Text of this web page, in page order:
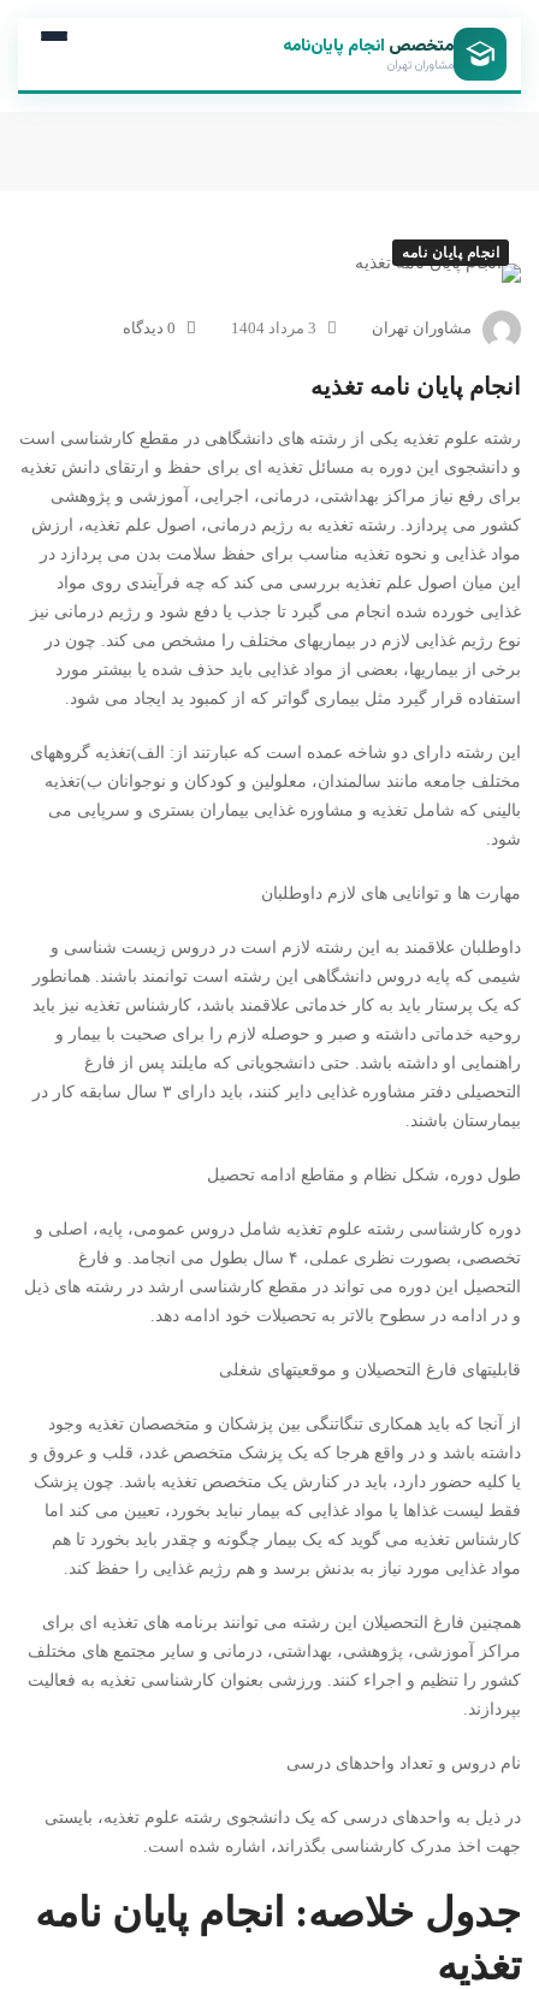
متخصص انجام پایان‌نامه
مشاوران تهران
انجام پایان نامه
مشاوران تهران 3 مرداد 1404 0 دیدگاه
انجام پایان نامه تغذیه
رشته علوم تغذیه یکی از رشته های دانشگاهی در مقطع کارشناسی است
و دانشجوی این دوره به مسائل تغذیه ای برای حفظ و ارتقای دانش تغذیه
برای رفع نیاز مراکز بهداشتی، درمانی، اجرایی، آموزشی و پژوهشی
کشور می پردازد. رشته تغذیه به رژیم درمانی، اصول علم تغذیه، ارزش
مواد غذایی و نحوه تغذیه مناسب برای حفظ سلامت بدن می پردازد در
این میان اصول علم تغذیه بررسی می کند که چه فرآیندی روی مواد
غذایی خورده شده انجام می گیرد تا جذب یا دفع شود و رژیم درمانی نیز
نوع رژیم غذایی لازم در بیماریهای مختلف را مشخص می کند. چون در
برخی از بیماریها، بعضی از مواد غذایی باید حذف شده یا بیشتر مورد
استفاده قرار گیرد مثل بیماری گواتر که از کمبود ید ایجاد می شود.
این رشته دارای دو شاخه عمده است که عبارتند از: الف)تغذیه گروههای
مختلف جامعه مانند سالمندان، معلولین و کودکان و نوجوانان ب)تغذیه
بالینی که شامل تغذیه و مشاوره غذایی بیماران بستری و سرپایی می
شود.
مهارت ها و توانایی های لازم داوطلبان
داوطلبان علاقمند به این رشته لازم است در دروس زیست شناسی و
شیمی که پایه دروس دانشگاهی این رشته است توانمند باشند. همانطور
که یک پرستار باید به کار خدماتی علاقمند باشد، کارشناس تغذیه نیز باید
روحیه خدماتی داشته و صبر و حوصله لازم را برای صحبت با بیمار و
راهنمایی او داشته باشد. حتی دانشجویانی که مایلند پس از فارغ
التحصیلی دفتر مشاوره غذایی دایر کنند، باید دارای ۳ سال سابقه کار در
بیمارستان باشند.
طول دوره، شكل نظام و مقاطع ادامه تحصيل
دوره کارشناسی رشته علوم تغذیه شامل دروس عمومی، پایه، اصلی و
تخصصی، بصورت نظری عملی، ۴ سال بطول می انجامد. و فارغ
التحصیل این دوره می تواند در مقطع کارشناسی ارشد در رشته های ذیل
و در ادامه در سطوح بالاتر به تحصیلات خود ادامه دهد.
قابلیتهای فارغ التحصیلان و موقعیتهای شغلی
از آنجا که باید همکاری تنگاتنگی بین پزشکان و متخصصان تغذیه وجود
داشته باشد و در واقع هرجا که یک پزشک متخصص غدد، قلب و عروق و
یا کلیه حضور دارد، باید در کنارش یک متخصص تغذیه باشد. چون پزشک
فقط لیست غذاها یا مواد غذایی که بیمار نباید بخورد، تعیین می کند اما
کارشناس تغذیه می گوید که یک بیمار چگونه و چقدر باید بخورد تا هم
مواد غذایی مورد نیاز به بدنش برسد و هم رژیم غذایی را حفظ کند.
همچنین فارغ التحصیلان این رشته می توانند برنامه های تغذیه ای برای
مراکز آموزشی، پژوهشی، بهداشتی، درمانی و سایر مجتمع های مختلف
کشور را تنظیم و اجراء کنند. ورزشی بعنوان کارشناسی تغذیه به فعالیت
بپردازند.
نام دروس و تعداد واحدهای درسی
در ذیل به واحدهای درسی که یک دانشجوی رشته علوم تغذیه، بایستی
جهت اخذ مدرک کارشناسی بگذراند، اشاره شده است.
جدول خلاصه: انجام پایان نامه
تغذیه